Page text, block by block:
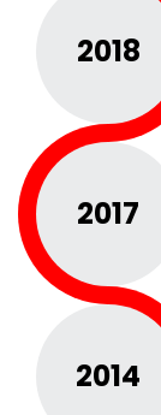
2018
2017
2014